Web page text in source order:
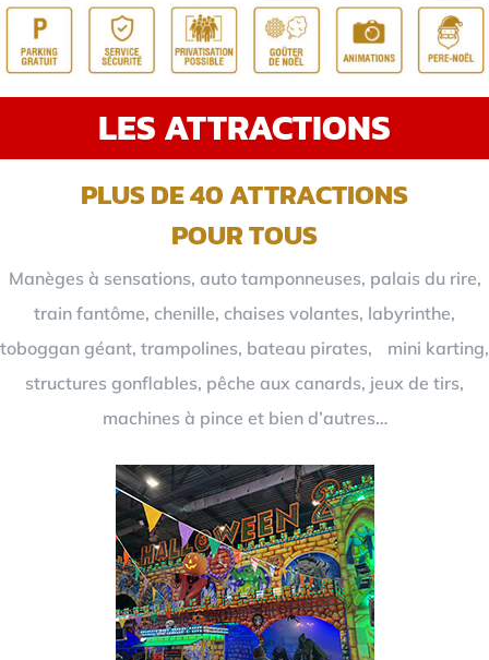
LES ATTRACTIONS
PLUS DE 40 ATTRACTIONS
POUR TOUS
Manèges à sensations, auto tamponneuses, palais du rire,
train fantôme, chenille, chaises volantes, labyrinthe,
toboggan géant, trampolines, bateau pirates, mini karting,
structures gonflables, pêche aux canards, jeux de tirs,
machines à pince et bien d’autres…